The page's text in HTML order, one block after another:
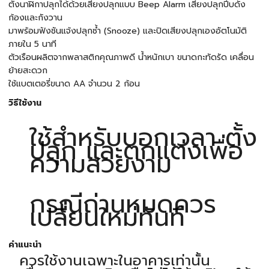
ตั้งนาฬิกาปลุกได้ด้วยเสียงปลุกแบบ Beep Alarm เสียงปลุกปี๊บดัง
ก้องและกังวาน
มาพร้อมฟังชันแจ้งปลุกซ้ำ (Snooze) และปิดเสียงปลุกเองอัตโนมัติ
ภายใน 5 นาที
ตัวเรือนผลิตจากพลาสติกคุณภาพดี น้ำหนักเบา ขนาดกะทัดรัด เคลื่อน
ย้ายสะดวก
ใช้แบตเตอรี่ขนาด AA จำนวน 2 ก้อน
วิธีใช้งาน
ใช้สำหรับบอกเวลา ตั้ง
ปลุก และตกแต่งเพื่อ
ความสวยงาม
กรณีถ่านหมดควร
เปลี่ยนใหม่ทันที
คำแนะนำ
ควรใช้งานเฉพาะในอาคารเท่านั้น